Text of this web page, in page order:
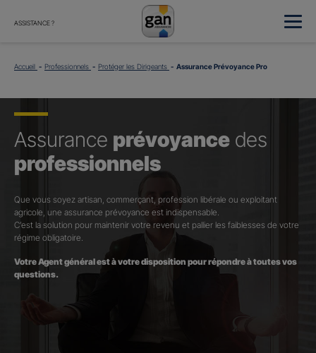
ASSISTANCE ?
Accueil Professionnels Protéger les Dirigeants Assurance Prévoyance Pro
Assurance prévoyance des
professionnels
Que vous soyez artisan, commerçant, profession libérale ou exploitant
agricole, une assurance prévoyance est indispensable.
C’est la solution pour maintenir votre revenu et pallier les faiblesses de votre
régime obligatoire.
Votre Agent général est à votre disposition pour répondre à toutes vos
questions.